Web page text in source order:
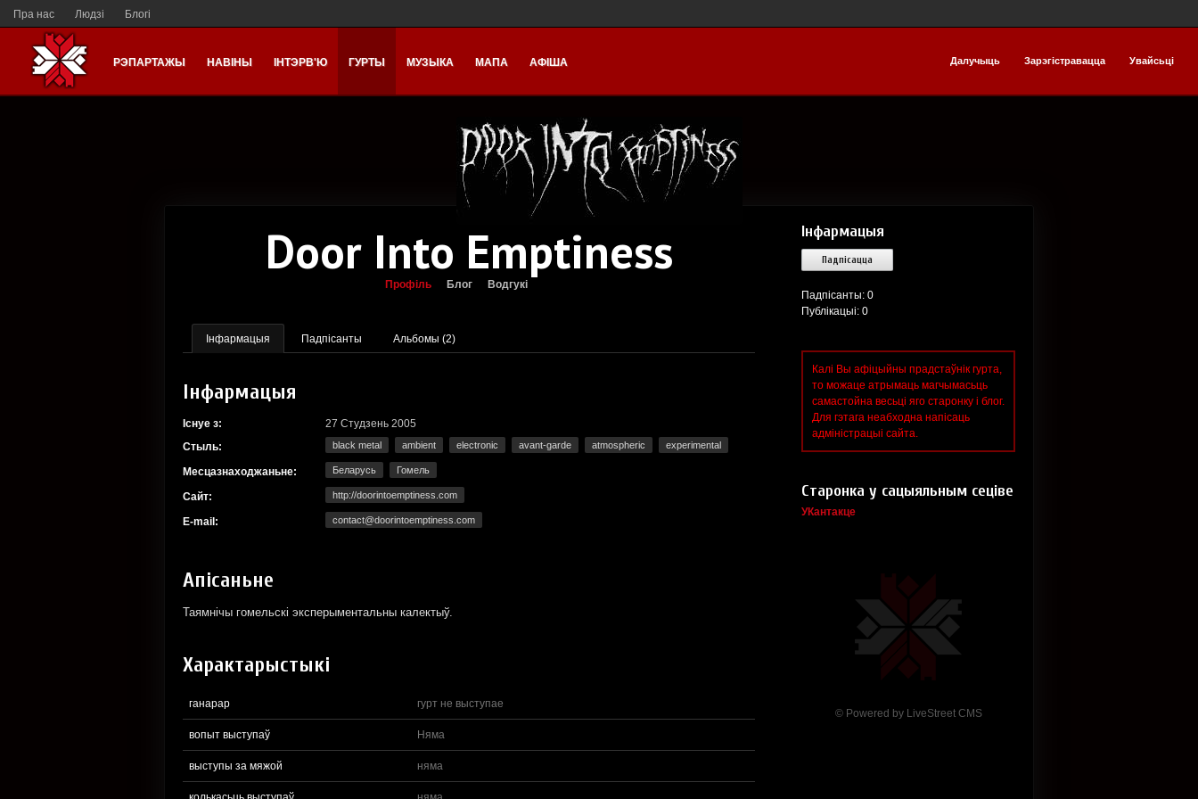
Пра нас Людзі Блогі
Далучыць Зарэгістравацца Увайсьці
РЭПАРТАЖЫ НАВІНЫ ІНТЭРВ'Ю ГУРТЫ МУЗЫКА МАПА АФІША
Інфармацыя
Падпісацца
Падпісанты: 0
Публікацыі: 0
Калі Вы афіцыйны прадстаўнік гурта,
то можаце атрымаць магчымасьць
самастойна весьці яго старонку і блог.
Для гэтага неабходна напісаць
адміністрацыі сайта.
Старонка у сацыяльным сеціве
УКантакце
© Powered by LiveStreet CMS
Door Into Emptiness
Профіль Блог Водгукі
Інфармацыя Падпісанты Альбомы (2)
Інфармацыя
Існуе з:
27 Студзень 2005
Стыль:
black metal ambient electronic avant-garde atmospheric experimental
Месцазнаходжаньне: Беларусь Гомель
Сайт: http://doorintoemptiness.com
E-mail: contact@doorintoemptiness.com
Апісаньне
Таямнiчы гомельскi эксперыментальны калектыў.
Характарыстыкі
ганарар гурт не выступае
вопыт выступаў Няма
выступы за мяжой няма